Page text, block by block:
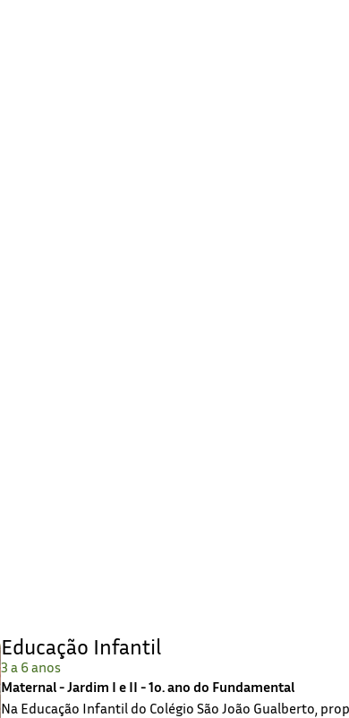
Educação Infantil
3 a 6 anos
Maternal - Jardim I e II - 1o. ano do Fundamental
Na Educação Infantil do Colégio São João Gualberto,